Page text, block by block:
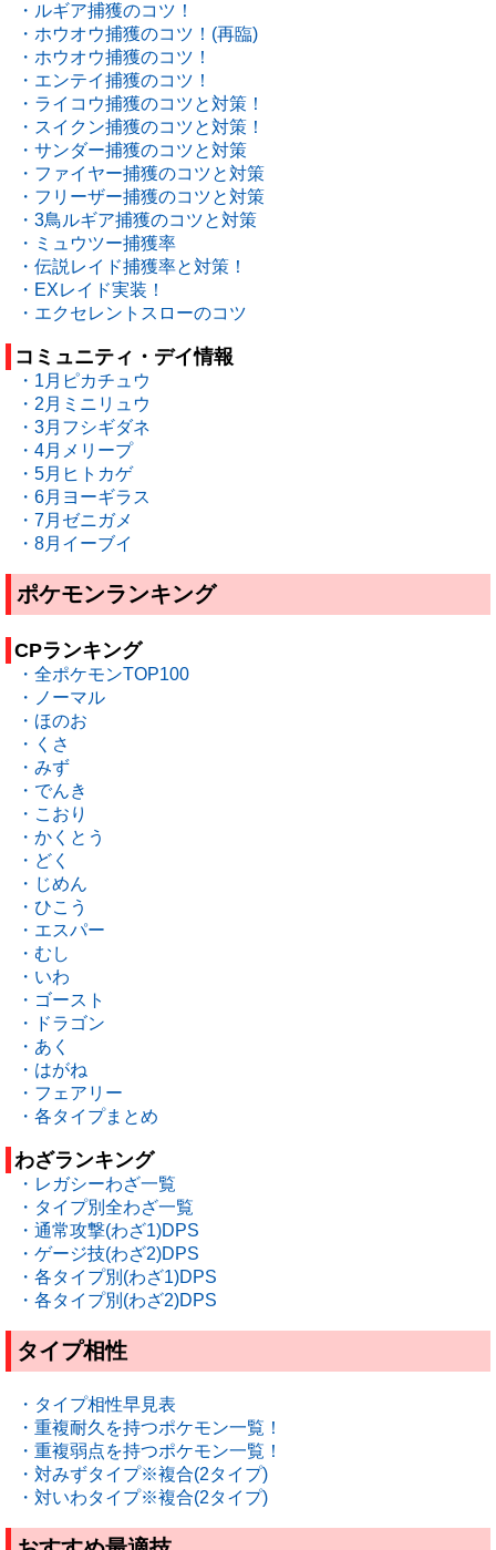
・ルギア捕獲のコツ！
・ホウオウ捕獲のコツ！(再臨)
・ホウオウ捕獲のコツ！
・エンテイ捕獲のコツ！
・ライコウ捕獲のコツと対策！
・スイクン捕獲のコツと対策！
・サンダー捕獲のコツと対策
・ファイヤー捕獲のコツと対策
・フリーザー捕獲のコツと対策
・3鳥ルギア捕獲のコツと対策
・ミュウツー捕獲率
・伝説レイド捕獲率と対策！
・EXレイド実装！
・エクセレントスローのコツ
コミュニティ・デイ情報
・1月ピカチュウ
・2月ミニリュウ
・3月フシギダネ
・4月メリープ
・5月ヒトカゲ
・6月ヨーギラス
・7月ゼニガメ
・8月イーブイ
ポケモンランキング
CPランキング
・全ポケモンTOP100
・ノーマル
・ほのお
・くさ
・みず
・でんき
・こおり
・かくとう
・どく
・じめん
・ひこう
・エスパー
・むし
・いわ
・ゴースト
・ドラゴン
・あく
・はがね
・フェアリー
・各タイプまとめ
わざランキング
・レガシーわざ一覧
・タイプ別全わざ一覧
・通常攻撃(わざ1)DPS
・ゲージ技(わざ2)DPS
・各タイプ別(わざ1)DPS
・各タイプ別(わざ2)DPS
タイプ相性
・タイプ相性早見表
・重複耐久を持つポケモン一覧！
・重複弱点を持つポケモン一覧！
・対みずタイプ※複合(2タイプ)
・対いわタイプ※複合(2タイプ)